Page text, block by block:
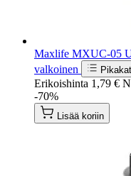
Maxlife MXUC-05
valkoinen
Erikoishinta 1,79 €
-70%
Lisää koriin